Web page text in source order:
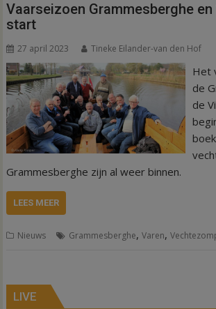
Vaarseizoen Grammesberghe
start
27 april 2023 Tineke Eilander-van den Hof
Het
de
de
Grammesberghe zijn al weer binnen.
LEES MEER
Nieuws Grammesberghe,Varen,
LIVE